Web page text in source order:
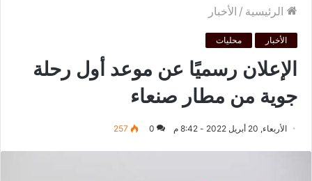
الرئيسية / الأخبار
الأخبار محليات
الإعلان رسميًا عن موعد أول رحلة
جوية من مطار صنعاء
الأربعاء, 20 أبريل 2022 - 8:42 م 0
257